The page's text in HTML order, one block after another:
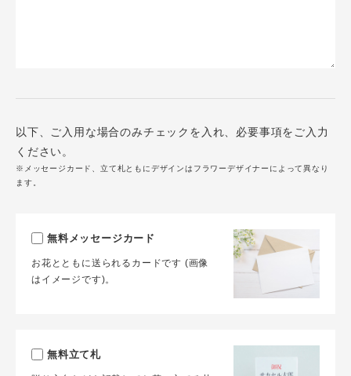
以下、ご入用な場合のみチェックを入れ、必要事項をご入力
ください。
※メッセージカード、立て札ともにデザインはフラワーデザイナーによって異なり
ます。
無料メッセージカード
お花とともに送られるカードです (画像
はイメージです)。
無料立て札